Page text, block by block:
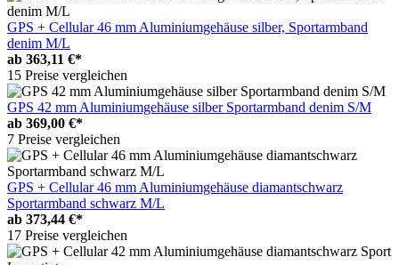
GPS + Cellular 46 mm Aluminiumgehäuse silber, Sportarmband
denim M/L
ab 363,11 €*
15 Preise vergleichen
GPS 42 mm Aluminiumgehäuse silber Sportarmband denim S/M
ab 369,00 €*
7 Preise vergleichen
GPS + Cellular 46 mm Aluminiumgehäuse diamantschwarz
Sportarmband schwarz M/L
ab 373,44 €*
17 Preise vergleichen